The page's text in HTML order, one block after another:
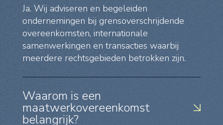
Ja. Wij adviseren en begeleiden
ondernemingen bij grensoverschrijdende
overeenkomsten, internationale
samenwerkingen en transacties waarbij
meerdere rechtsgebieden betrokken zijn.
Waarom is een
maatwerkovereenkomst
belangrijk?